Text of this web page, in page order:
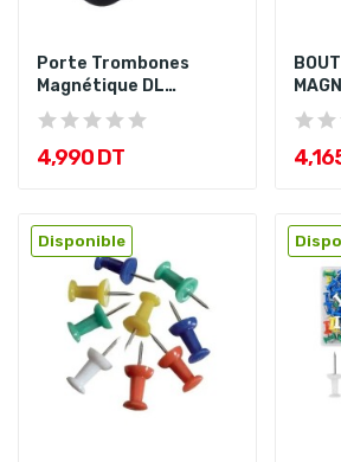
Porte Trombones
Magnétique DL
Assorties
4,990 DT
Disponible